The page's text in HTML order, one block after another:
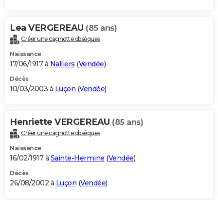
Lea VERGEREAU (85 ans)
Créer une cagnotte obsèques
Naissance
17/06/1917 à Nalliers (Vendée)
Décès
10/03/2003 à Luçon (Vendée)
Henriette VERGEREAU (85 ans)
Créer une cagnotte obsèques
Naissance
16/02/1917 à Sainte-Hermine (Vendée)
Décès
26/08/2002 à Luçon (Vendée)